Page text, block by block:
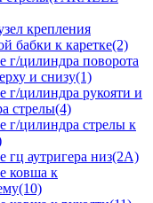
крепления
бабки к каретке(2)
г/цилиндра поворота
и снизу(1)
г/цилиндра рукояти и
стрелы(4)
г/цилиндра стрелы к
гц аутригера низ(2А)
ковша к